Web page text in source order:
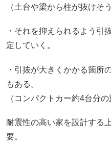
（土台や梁から柱が抜けそ
・それを抑えられるよう引
定していく。
・引抜が大きくかかる箇所
もある。
（コンパクトカー約4台分の
耐震性の高い家を設計する
要。